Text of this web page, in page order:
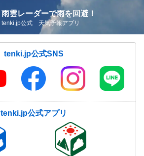
雨雲レーダーで雨を回避！
tenki.jp公式 天気予報アプリ
tenki.jp公式SNS
tenki.jp公式アプリ